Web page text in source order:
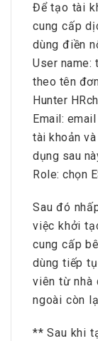
Để tạo tài
cung cấp
dùng điền
User name:
theo tên
Hunter
Email:
tài khoản
dụng sau
Role: chọn
Sau đó
việc khởi
cung cấp
dùng tiếp
viên từ nhà
ngoài còn
** Sau khi